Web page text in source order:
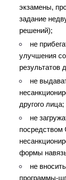
экзамены,
задание
решений);
не
улучшения
результатов
не
другого лица;
не
формы
не
программы-